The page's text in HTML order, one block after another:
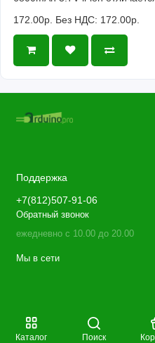
Каталог Поиск
172.00р. Без НДС: 172.00р.
Поддержка
+7(812)507-91-06
Обратный звонок
ежедневно с 10.00 до 20.00
Мы в сети